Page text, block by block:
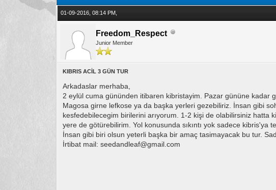
01-09-2016, 08:14 PM,
Freedom_Respect
Junior Member
KIBRIS ACİL 3 GÜN TUR
Arkadaslar merhaba,
2 eylül cuma gününden itibaren kibristayim. Pazar gününe kadar
Magosa girne lefkose ya da başka yerleri gezebiliriz. İnsan gibi
kesfedebilecegim birilerini arıyorum. 1-2 kişi de olabilirsiniz hatta
yere de götürebilirim. Yol konusunda sıkıntı yok sadece kibris'ya
İnsan gibi biri olsun yeterli başka bir amaç tasimayacak bu tur.
İrtibat mail: seedandleaf@gmail.com